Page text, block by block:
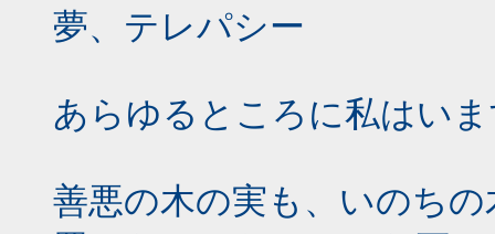
夢、テレパシー
あらゆるところに私はい
善悪の木の実も、いのち